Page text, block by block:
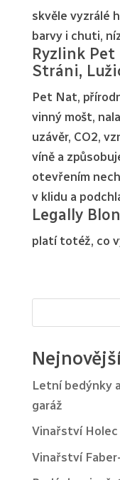
skvěle vyzrálé
barvy i chuti,
Ryzlink
Stráni,
Pet Nat,
vinný mošt,
uzávěr, CO2,
víně a
otevřením
v klidu a
Legally
platí totéž, co
Letní bedýnky
garáž
Vinařství Holec
Vinařství